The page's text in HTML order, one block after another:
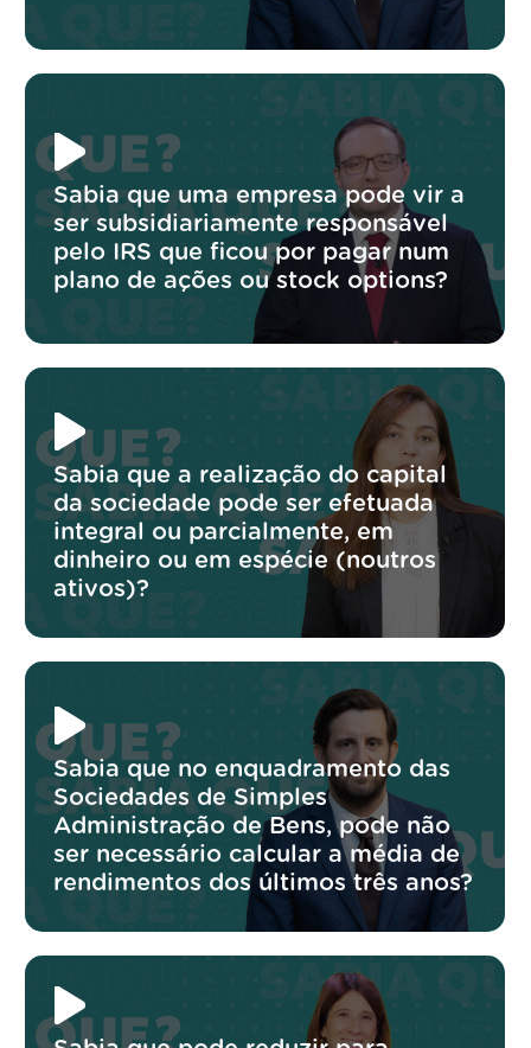
Sabia que uma empresa pode vir a
ser subsidiariamente responsável
pelo IRS que ficou por pagar num
plano de ações ou stock options?
Sabia que a realização do capital
da sociedade pode ser efetuada
integral ou parcialmente, em
dinheiro ou em espécie (noutros
ativos)?
Sabia que no enquadramento das
Sociedades de Simples
Administração de Bens, pode não
ser necessário calcular a média de
rendimentos dos últimos três anos?